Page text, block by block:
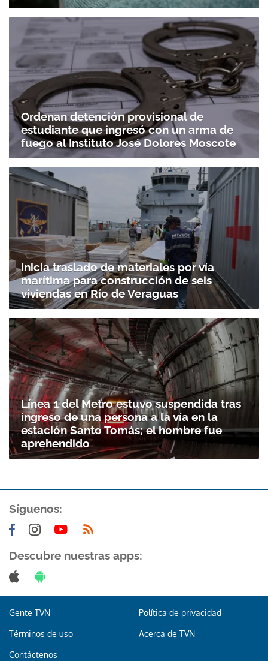
Ordenan detención provisional de
estudiante que ingresó con un arma de
fuego al Instituto José Dolores Moscote
Inicia traslado de materiales por vía
marítima para construcción de seis
viviendas en Río de Veraguas
Línea 1 del Metro estuvo suspendida tras
ingreso de una persona a la vía en la
estación Santo Tomás; el hombre fue
aprehendido
Síguenos:
Descubre nuestras apps:
Gente TVN Política de privacidad
Términos de uso Acerca de TVN
Contáctenos